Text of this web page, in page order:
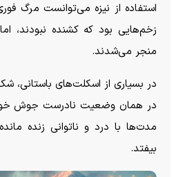
استفاده از نیزه می‌توانست مرگ
زخم‌هایی بود که کشنده نبودند،
منجر می‌شدند.
در بسیاری از اسکلت‌های باستانی،
در همان وضعیت نادرست جوش
مدت‌ها با درد و ناتوانی زنده
بیفتد.